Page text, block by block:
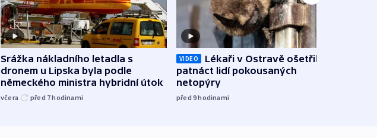
Srážka nákladního letadla s
dronem u Lipska byla podle
německého ministra hybridní útok
včera před 7hodinami
VIDEO
Lékaři v Ostravě ošetřili už
patnáct lidí pokousaných
netopýry
před 9hodinami